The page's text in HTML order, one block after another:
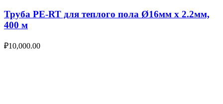
Труба PE-RT для теплого пола Ø16мм х 2.2мм,
400 м
₽10,000.00